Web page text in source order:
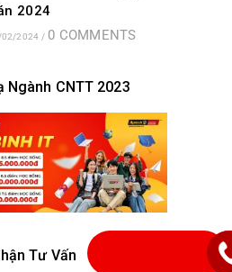
2024
2024 / 0 COMMENTS
Ngành CNTT 2023
Tư Vấn